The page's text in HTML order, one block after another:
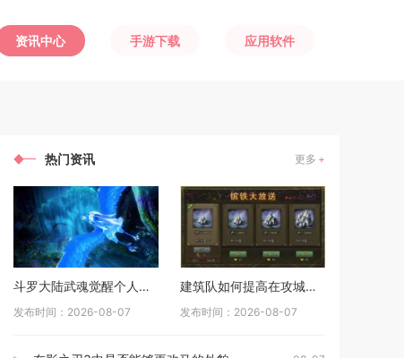
资讯中心 手游下载 应用软件
热门资讯 更多
斗罗大陆武魂觉醒个人训练如何准备
发布时间：2026-08-07
建筑队如何提高在攻城掠地中的生存能力
发布时间：2026-08-07